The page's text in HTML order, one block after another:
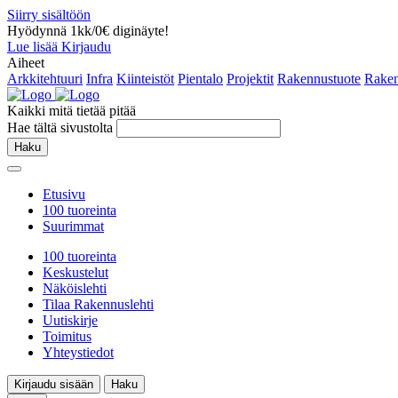
Siirry sisältöön
Hyödynnä 1kk/0€ diginäyte!
Lue lisää Kirjaudu
Aiheet
Arkkitehtuuri Infra Kiinteistöt Pientalo Projektit Rakennustuote
Kaikki mitä tietää pitää
Hae tältä sivustolta
Haku
Etusivu
100 tuoreinta
Suurimmat
100 tuoreinta
Keskustelut
Näköislehti
Tilaa Rakennuslehti
Uutiskirje
Toimitus
Yhteystiedot
Kirjaudu sisään
Haku